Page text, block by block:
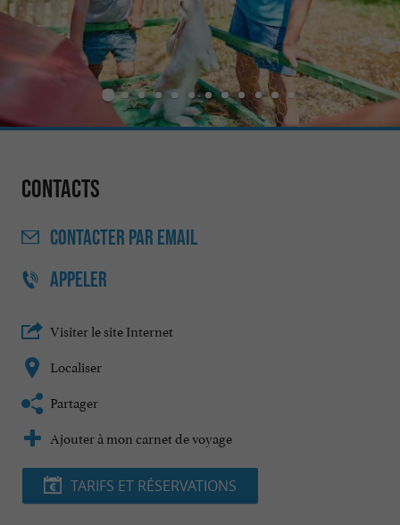
Contacts
CONTACTER PAR EMAIL
APPELER
Visiter le site Internet
Localiser
Partager
Ajouter à mon carnet de voyage
TARIFS ET RÉSERVATIONS